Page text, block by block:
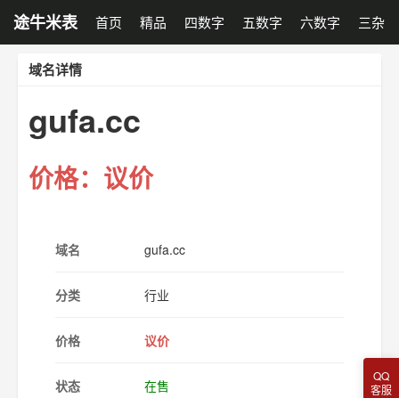
途牛米表 首页 精品 四数字 五数字 六数字 三杂
域名详情
gufa.cc
价格：议价
域名 gufa.cc
分类 行业
价格 议价
状态 在售
QQ
客服